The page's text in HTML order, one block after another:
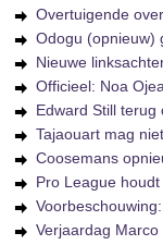
Overtuigende
Odogu (opnieuw)
Nieuwe
Officieel: Noa
Edward Still
Tajaouart mag
Coosemans
Pro League
Verjaardag Marco